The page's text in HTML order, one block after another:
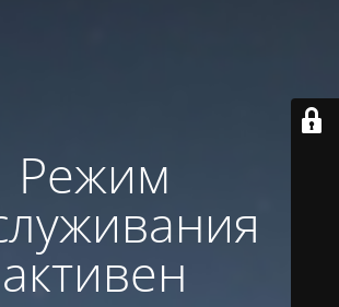
Режим
активен